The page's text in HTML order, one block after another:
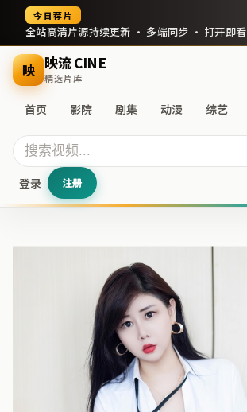
今日荐片
全站高清片源持续更新 · 多端同步 · 打开即看
映 映流 CINE
精选片库
首页 影院 剧集 动漫 综艺
登录 注册